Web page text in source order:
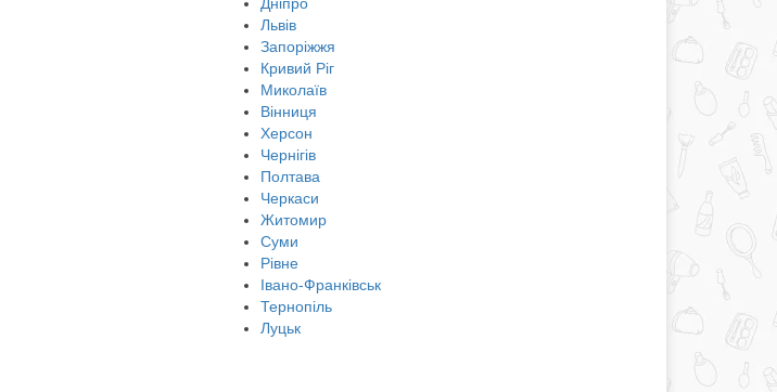
Львів
Запоріжжя
Кривий Ріг
Миколаїв
Вінниця
Херсон
Чернігів
Полтава
Черкаси
Житомир
Суми
Рівне
Івано-Франківськ
Тернопіль
Луцьк